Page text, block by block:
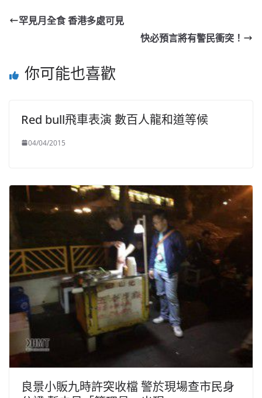
罕見月全食 香港多處可見
快必預言將有警民衝突！
你可能也喜歡
Red bull飛車表演 數百人龍和道等候
04/04/2015
良景小販九時許突收檔 警於現場查市民身